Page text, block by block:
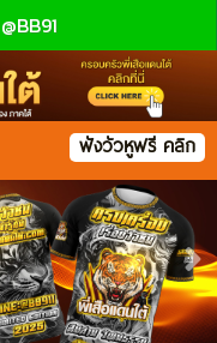
ฟังวัวหูฟรี คลิก